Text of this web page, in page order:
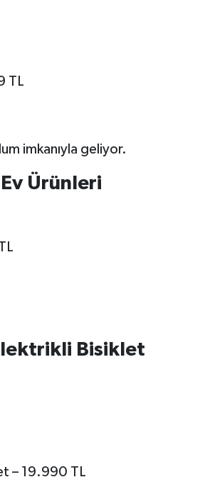
TL
imkanıyla geliyor.
Ürünleri
Bisiklet
– 19.990 TL